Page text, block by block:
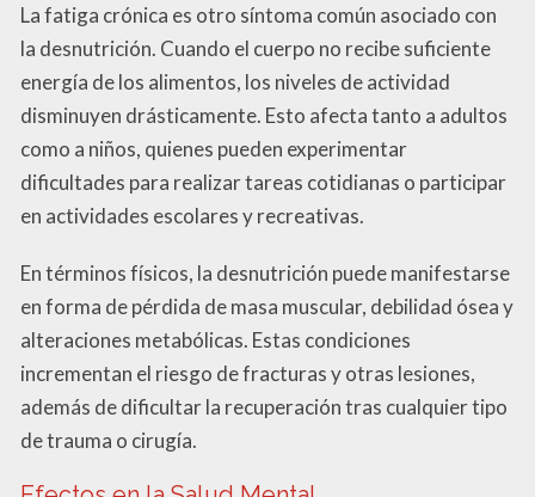
La fatiga crónica es otro síntoma común asociado con
la desnutrición. Cuando el cuerpo no recibe suficiente
energía de los alimentos, los niveles de actividad
disminuyen drásticamente. Esto afecta tanto a adultos
como a niños, quienes pueden experimentar
dificultades para realizar tareas cotidianas o participar
en actividades escolares y recreativas.
En términos físicos, la desnutrición puede manifestarse
en forma de pérdida de masa muscular, debilidad ósea y
alteraciones metabólicas. Estas condiciones
incrementan el riesgo de fracturas y otras lesiones,
además de dificultar la recuperación tras cualquier tipo
de trauma o cirugía.